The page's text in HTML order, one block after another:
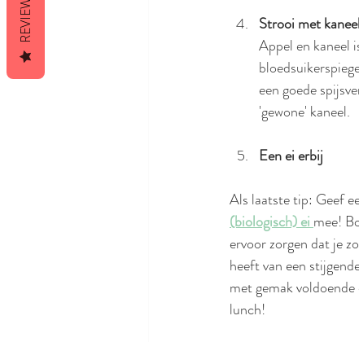
Strooi met kaneel
Appel en kaneel
een goede
'gewone' kaneel.
Een ei erbij
Als laatste tip: Geef
(biologisch) ei mee!
ervoor zorgen dat je
heeft van een
met gemak
lunch!
REVIEWS